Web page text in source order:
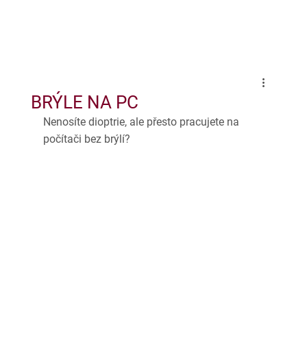
BRÝLE NA PC
Nenosíte dioptrie, ale přesto pracujete na
počítači bez brýlí?